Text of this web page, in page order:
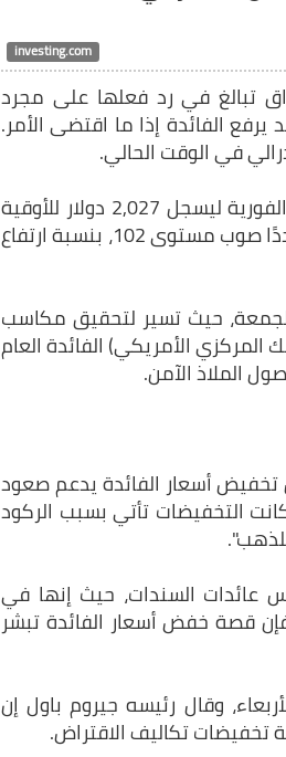
investing.com
تبالغ في رد فعلها على مجرد
يرفع الفائدة إذا ما اقتضى الأمر.
في الوقت الحالي.
وعلى إثر هذه التصريحات انخفض سعر الذهب في المعاملات الفورية ليسجل 2,027 دولار للأوقية
بنسبة تراجع بلغت 0.40% مع ارتفاع مؤشر الدولار الأمريكي مجددًا صوب مستوى 102، بنسبة ارتفاع
حيث تسير لتحقيق مكاسب
الأمريكي) الفائدة العام
الملاذ الآمن.
تخفيض أسعار الفائدة يدعم صعود
التخفيضات تأتي بسبب الركود
عائدات السندات، حيث إنها في
قصة خفض أسعار الفائدة تبشر
وقال رئيسه جيروم باول إن
تكاليف الاقتراض.